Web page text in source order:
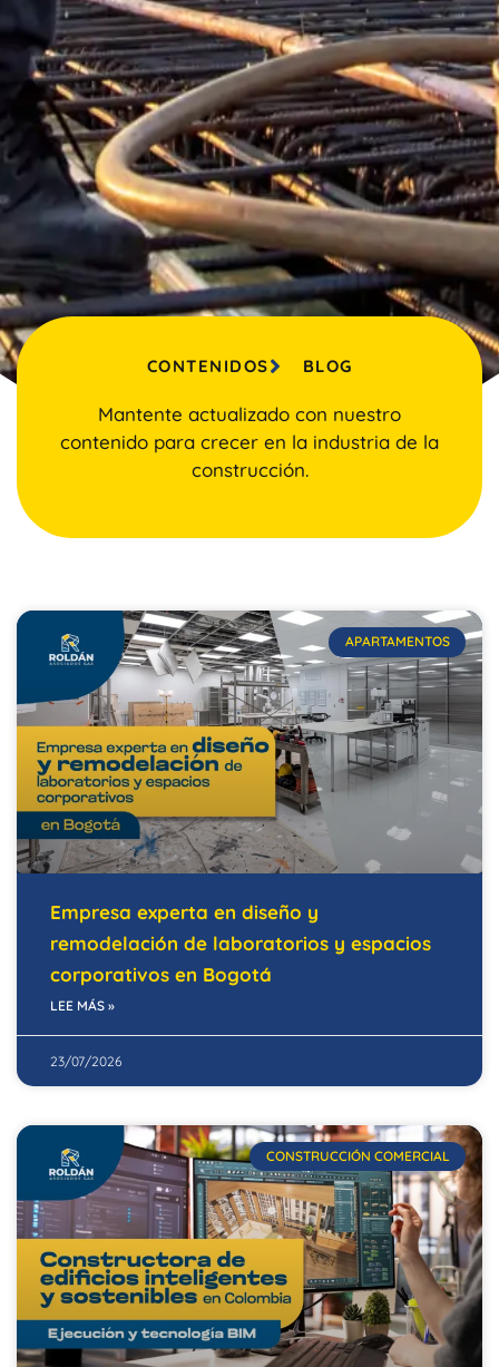
CONTENIDOS BLOG
Mantente actualizado con nuestro
contenido para crecer en la industria de la
construcción.
APARTAMENTOS
Empresa experta en diseño y
remodelación de laboratorios y espacios
corporativos en Bogotá
LEE MÁS »
23/07/2026
CONSTRUCCIÓN COMERCIAL